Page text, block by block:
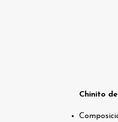
Chinito